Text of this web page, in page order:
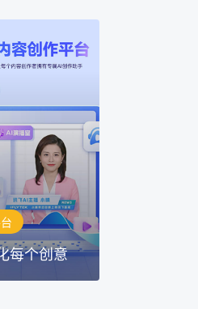
每个创意
个创意
台：让每个创
自己的专注AI创